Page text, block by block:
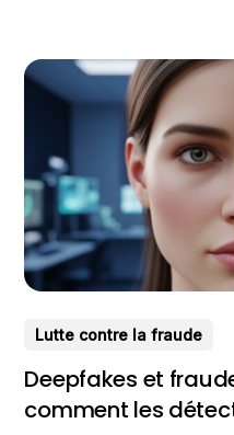
Lutte contre la fraude
Deepfakes et
comment les